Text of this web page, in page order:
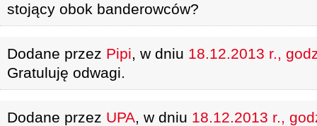
stojący obok banderowców?
Dodane przez Pipi, w dniu 18.12.2013 r.,
Gratuluję odwagi.
Dodane przez UPA, w dniu 18.12.2013 r.,